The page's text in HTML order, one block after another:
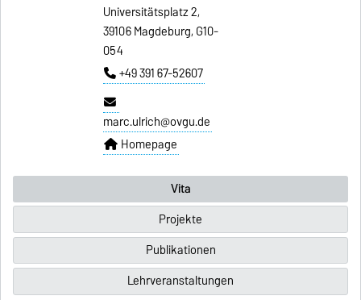
Universitätsplatz 2,
39106 Magdeburg, G10-
054
+49 391 67-52607
marc.ulrich@ovgu.de
Homepage
Vita
Projekte
Publikationen
Lehrveranstaltungen